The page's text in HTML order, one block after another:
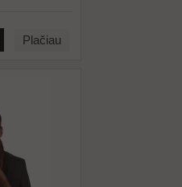
Plačiau